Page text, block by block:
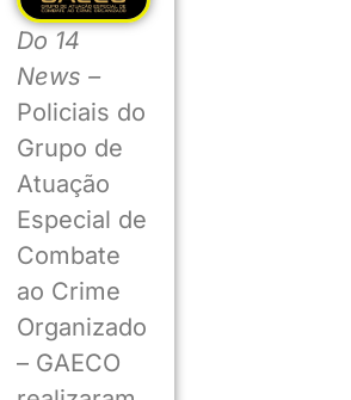
Do 14
News –
Policiais do
Grupo de
Atuação
Especial de
Combate
ao Crime
Organizado
– GAECO